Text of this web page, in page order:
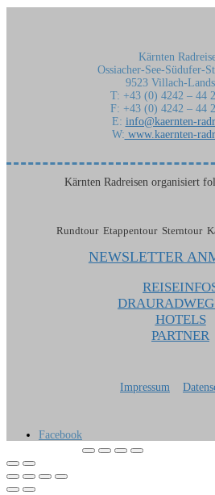
Kärnten
Ossiacher-See-Südufer-
9523 Villach-
T: +43 (0) 4242 – 44
F: +43 (0) 4242 – 44
E: info@kaernten-
W: www.kaernten-
Kärnten Radreisen organisiert
Rundtour Etappentour Sterntour
NEWSLETTER
HOTELS
PARTNER
Impressum
Facebook